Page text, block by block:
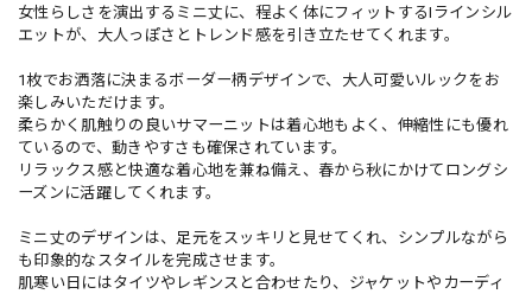
女性らしさを演出するミニ丈に、程よく体にフィットするIラインシル
エットが、大人っぽさとトレンド感を引き立たせてくれます。
1枚でお洒落に決まるボーダー柄デザインで、大人可愛いルックをお
楽しみいただけます。
柔らかく肌触りの良いサマーニットは着心地もよく、伸縮性にも優れ
ているので、動きやすさも確保されています。
リラックス感と快適な着心地を兼ね備え、春から秋にかけてロングシ
ーズンに活躍してくれます。
ミニ丈のデザインは、足元をスッキリと見せてくれ、シンプルながら
も印象的なスタイルを完成させます。
肌寒い日にはタイツやレギンスと合わせたり、ジャケットやカーディ